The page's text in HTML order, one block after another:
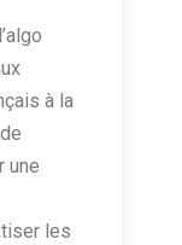
à la
une
les